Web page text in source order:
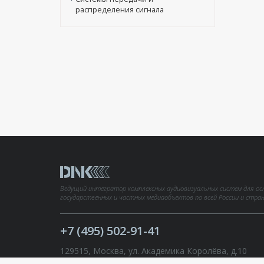
распределения сигнала
Ведущий интегратор комплексных аудиовизуальных систем для
государственных и частных медиаобъектов по всей России и
+7 (495) 502-91-41
129515, Москва, ул. Академика Королёва, д.10